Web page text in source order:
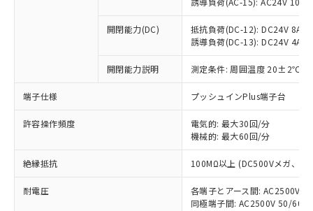
開閉能力(DC)
抵抗負荷(DC-12): DC24V 8A/
誘導負荷(DC-13): DC24V 4A/
開閉能力説明 測定条件: 周囲温度 20±2℃、
端子仕様 プッシュインPlus端子台
許容操作頻度
電気的: 最大30回/分
機械的: 最大60回/分
絶縁抵抗 100MΩ以上 (DC500Vメガ、点
耐電圧
各端子とアース間: AC2500V
同極端子間: AC2500V 50/
本サービスは、当社制御機器事業取扱
商品の当社在庫状況および標準価格
(税抜)を提供させていただくもので
当社制御機器事業取扱商品の中には、
ことをご了承ください。
在庫状況および標準価格照会結果は、
記載している更新日時点での社内デー
タに基づき作成されるものであり、閲
覧された時点での実際の在庫および標
準価格とは異なる場合があることをご
正式な納期状況および標準価格はお客
非含有の対応状況を調査中または確認中の
非該当品：ライセンス料など無形物で、有
害物質有無と関係のない商品です。
仕入先様の事情により、非含有部品として
いたものが、含有品と判明した場合などや
むを得ず変更することがあります。
*EU RoHS指令（10物質）：
鉛(Pb) 1000ppm以下、 水銀(Hg) 1000ppm以下、 カド
六価クロム(Cr(Ⅵ)) 1000ppm以下、ポリ臭化ビフェニル
類(PBB) 1000ppm以下、ポリ臭化ジフェニルエーテル類
ル) (DEHP)(別名：DOP) 1000ppm以下、フタル酸ブチ
ルベンジル（BBP） 1000ppm以下、フタル酸ジブチル
「○」：最大均質材料含有率が中国RoHSの
基準値以下であることを示します。
「×」：最大均質材料含有率が中国RoHSの
基準値を超えていることを示します。
「－」：未確認です。当社販売部門へお問
*中国RoHS10物質の基準値 (GB/T26572)：
Pb(鉛) :1000ppm、 Hg(水銀) : 1000ppm、 Cd(カドミウ
ム) : 100ppm、
Cr(Ⅵ)(六価クロム) : 1000ppm、 PBBs(ポリ臭化ビフェ
ニル類) : 1000ppm、 PBDEs(ポリ臭化ジフェニルエーテ
DBP(フタル酸ジブチル) : 1000ppm、 DIBP(フタル酸ジ
為替および外国貿易法に定める商品
（以下｢規制貨物等」という）を輸出
または国外への提供する場合は、日本
国政府の輸出許可(または役務取引許
可)を取得するなどの必要な手続きを
当社は規制貨物を破棄する場合は、完
全に破砕するなど、違法に輸出されな
一定数以上の在庫あり